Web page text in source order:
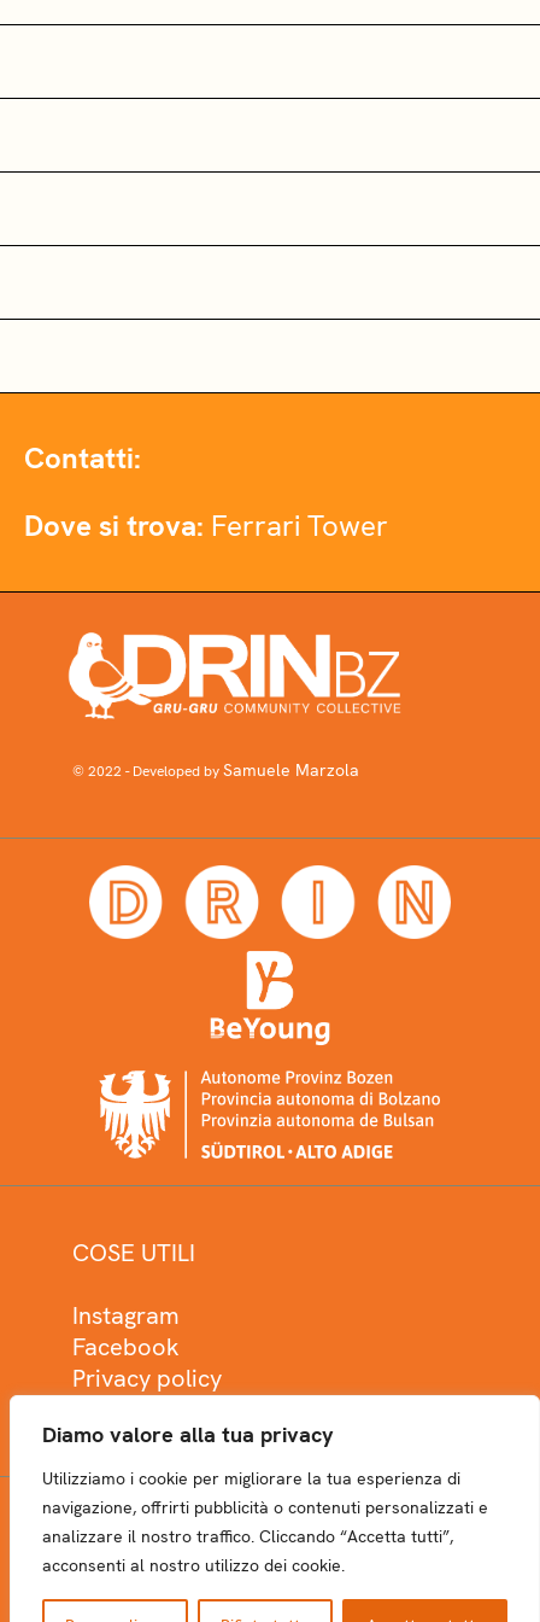
Diamo valore alla tua privacy
Utilizziamo i cookie per migliorare la tua esperienza di
navigazione, offrirti pubblicità o contenuti personalizzati e
analizzare il nostro traffico. Cliccando “Accetta tutti”,
acconsenti al nostro utilizzo dei cookie.
Contatti:
Dove si trova: Ferrari Tower
© 2022 - Developed bySamuele Marzola
COSE UTILI
Instagram
Facebook
Privacy policy
NEWSLETTER